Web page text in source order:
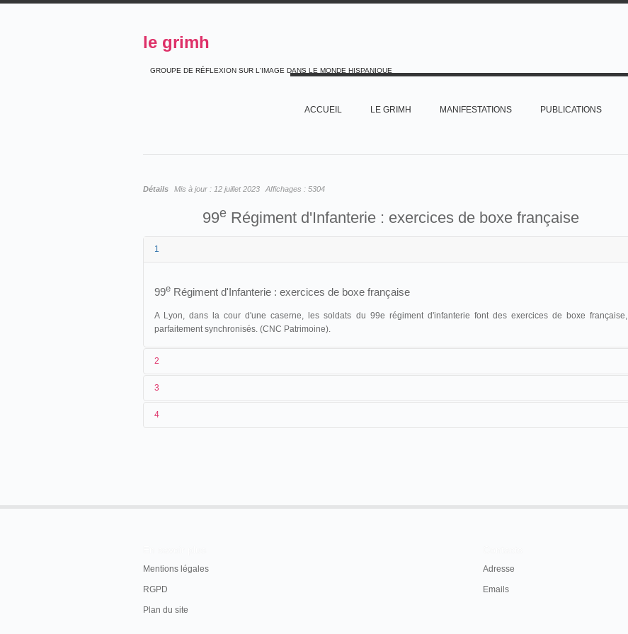
le grimh
GROUPE DE RÉFLEXION SUR L'IMAGE DANS LE MONDE HISPANIQUE
ACCUEIL LE GRIMH MANIFESTATIONS PUBLICATIONS
Détails Mis à jour : 12 juillet 2023 Affichages : 5304
99e Régiment d'Infanterie : exercices de boxe française
1
99e Régiment d'Infanterie : exercices de boxe française
A Lyon, dans la cour d'une caserne, les soldats du 99e régiment d'infanterie font des exercices de boxe française,
parfaitement synchronisés. (CNC Patrimoine).
2
2
3
4
Mentions légales
RGPD
Plan du site
Adresse
Emails